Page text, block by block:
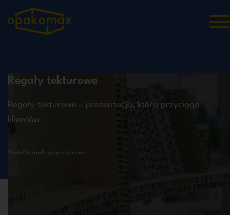
Regały tekturowe
Regały tekturowe – prezentacja, która przyciąga
klientów
Start Oferta Regały tekturowe